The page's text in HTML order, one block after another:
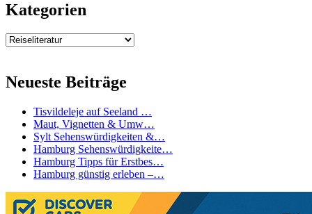
Kategorien
Kategorien
Neueste Beiträge
Tisvildeleje auf Seeland …
Maut, Vignetten & Umw…
Sylt Sehenswürdigkeiten &…
Hamburg Sehenswürdigkeite…
Hamburg Tipps für Erstbes…
Hamburg günstig erleben –…